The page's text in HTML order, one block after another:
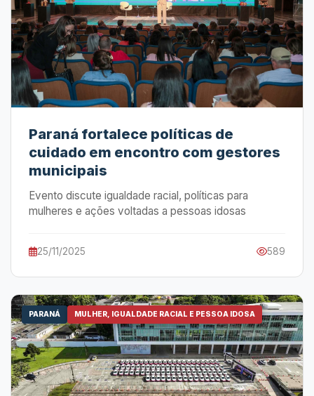
Paraná fortalece políticas de
cuidado em encontro com gestores
municipais
Evento discute igualdade racial, políticas para
mulheres e ações voltadas a pessoas idosas
25/11/2025 589
PARANÁ MULHER, IGUALDADE RACIAL E PESSOA IDOSA